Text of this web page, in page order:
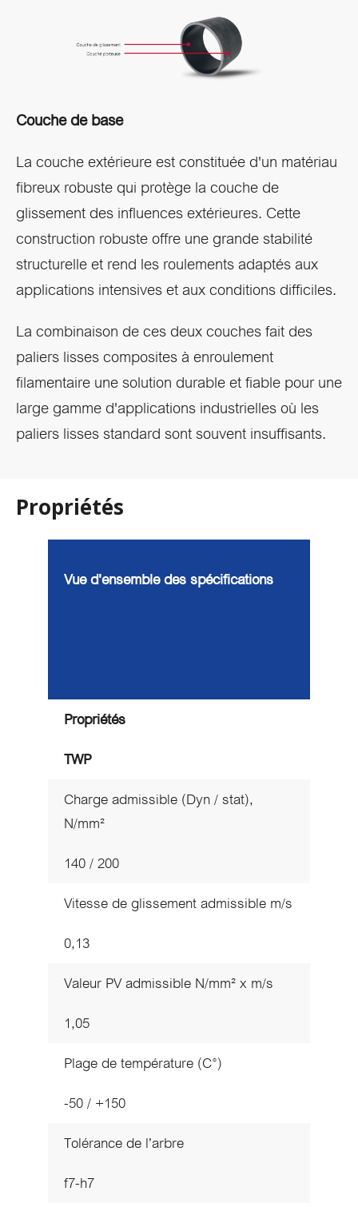
Couche de base
La couche extérieure est constituée d'un matériau
fibreux robuste qui protège la couche de
glissement des influences extérieures. Cette
construction robuste offre une grande stabilité
structurelle et rend les roulements adaptés aux
applications intensives et aux conditions difficiles.
La combinaison de ces deux couches fait des
paliers lisses composites à enroulement
filamentaire une solution durable et fiable pour une
large gamme d'applications industrielles où les
paliers lisses standard sont souvent insuffisants.
Propriétés
Vue d'ensemble des spécifications
Propriétés
TWP
Charge admissible (Dyn / stat),
N/mm²
140 / 200
Vitesse de glissement admissible m/s
0,13
Valeur PV admissible N/mm² x m/s
1,05
Plage de température (C°)
-50 / +150
Tolérance de l’arbre
f7-h7